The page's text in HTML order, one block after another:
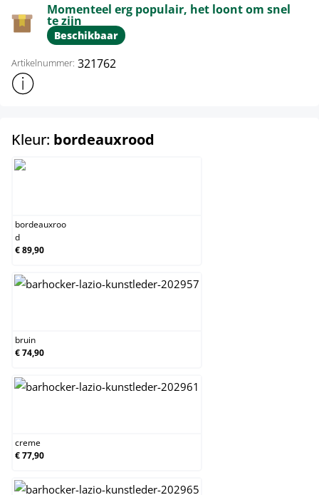
Momenteel erg populair, het loont om snel
te zijn
Beschikbaar
Artikelnummer: 321762
Toon meer productinformatie
Kleur: bordeauxrood
bordeauxroo
d
€ 89,90
bruin
€ 74,90
creme
€ 77,90